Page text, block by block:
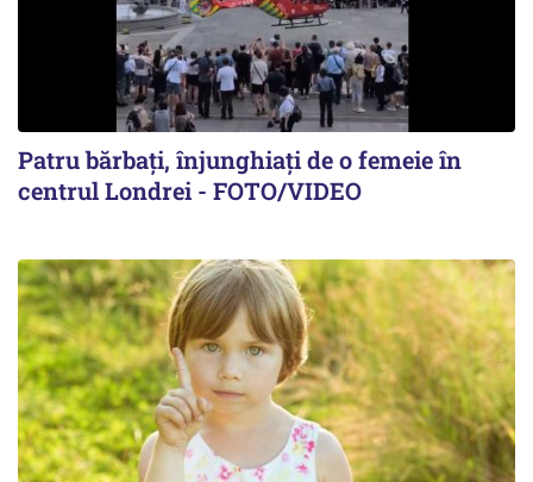
Patru bărbați, înjunghiați de o femeie în
centrul Londrei - FOTO/VIDEO